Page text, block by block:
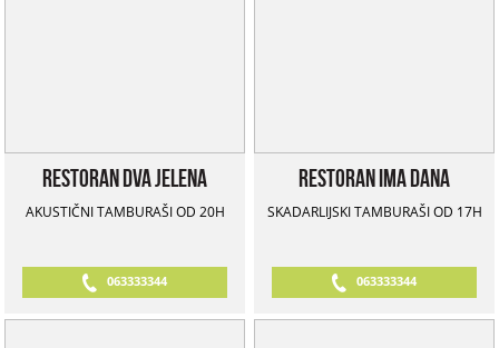
Restoran Dva Jelena
AKUSTIČNI TAMBURAŠI OD 20H
063333344
Restoran Ima Dana
SKADARLIJSKI TAMBURAŠI OD 17H
063333344